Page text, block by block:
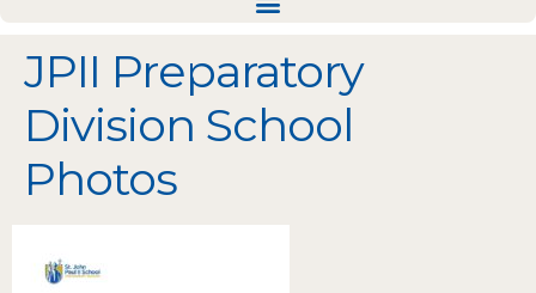
JPII Preparatory
Division School
Photos